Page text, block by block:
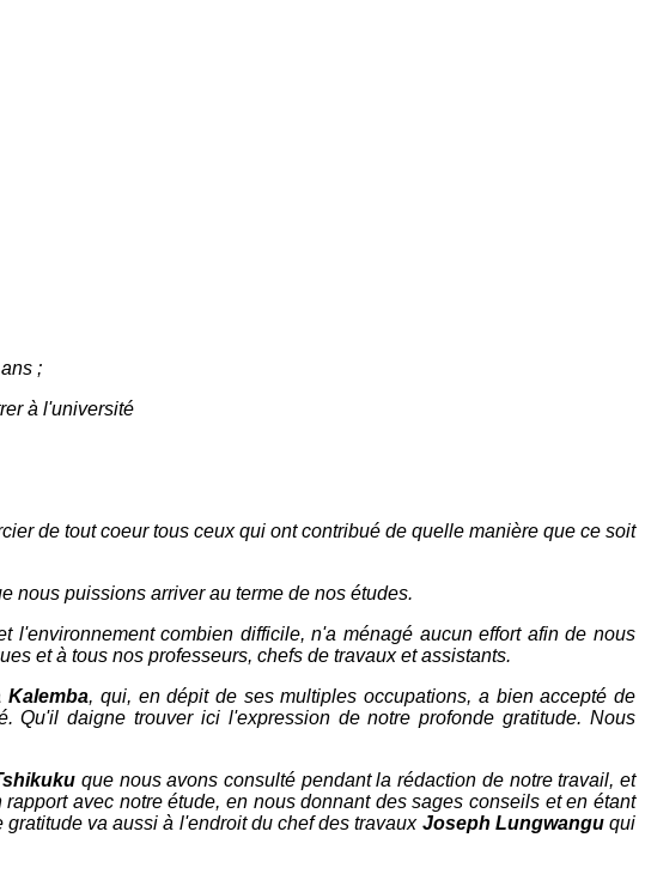
;
à l'université
de tout coeur tous ceux qui ont contribué de quelle manière que ce soit
nous puissions arriver au terme de nos études.
l'environnement combien difficile, n'a ménagé aucun effort afin de nous
et à tous nos professeurs, chefs de travaux et assistants.
Kalemba, qui, en dépit de ses multiples occupations, a bien accepté de
Qu'il daigne trouver ici l'expression de notre profonde gratitude. Nous
que nous avons consulté pendant la rédaction de notre travail, et
avec notre étude, en nous donnant des sages conseils et en étant
va aussi à l'endroit du chef des travaux Joseph Lungwanguqui